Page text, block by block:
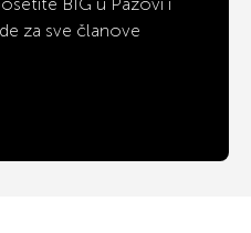
za sve članove